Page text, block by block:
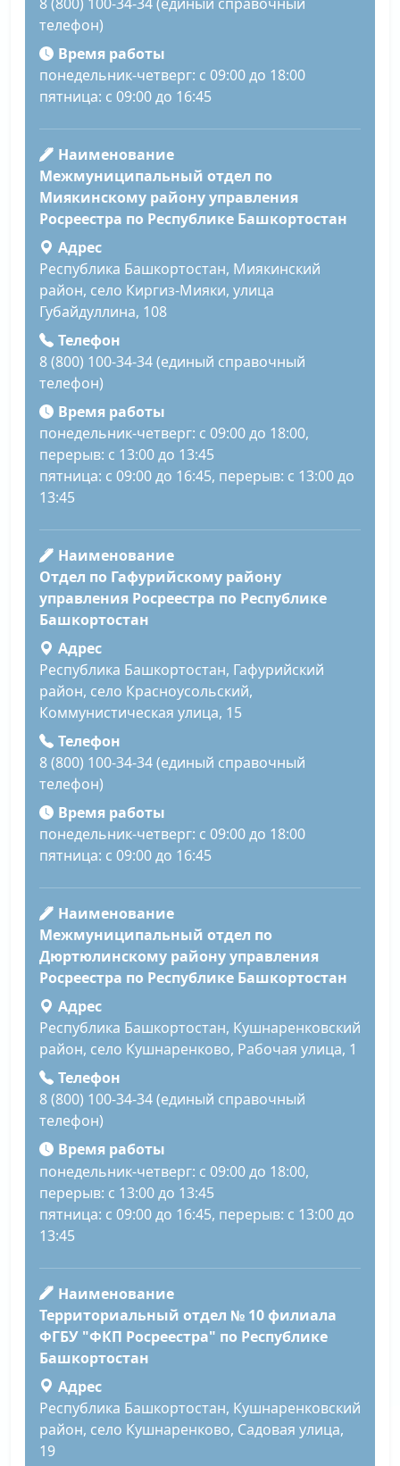
телефон)
Время работы
понедельник-четверг: с 09:00 до 18:00
пятница: с 09:00 до 16:45
Наименование
Межмуниципальный отдел по
Миякинскому району управления
Росреестра по Республике Башкортостан
Адрес
Республика Башкортостан, Миякинский
район, село Киргиз-Мияки, улица
Губайдуллина, 108
Телефон
8 (800) 100-34-34 (единый справочный
телефон)
Время работы
понедельник-четверг: с 09:00 до 18:00,
перерыв: с 13:00 до 13:45
пятница: с 09:00 до 16:45, перерыв: с 13:00 до
13:45
Наименование
Отдел по Гафурийскому району
управления Росреестра по Республике
Башкортостан
Адрес
Республика Башкортостан, Гафурийский
район, село Красноусольский,
Коммунистическая улица, 15
Телефон
8 (800) 100-34-34 (единый справочный
телефон)
Время работы
понедельник-четверг: с 09:00 до 18:00
пятница: с 09:00 до 16:45
Наименование
Межмуниципальный отдел по
Дюртюлинскому району управления
Росреестра по Республике Башкортостан
Адрес
Республика Башкортостан, Кушнаренковский
район, село Кушнаренково, Рабочая улица, 1
Телефон
8 (800) 100-34-34 (единый справочный
телефон)
Время работы
понедельник-четверг: с 09:00 до 18:00,
перерыв: с 13:00 до 13:45
пятница: с 09:00 до 16:45, перерыв: с 13:00 до
13:45
Наименование
Территориальный отдел № 10 филиала
ФГБУ "ФКП Росреестра" по Республике
Башкортостан
Адрес
Республика Башкортостан, Кушнаренковский
район, село Кушнаренково, Садовая улица,
19